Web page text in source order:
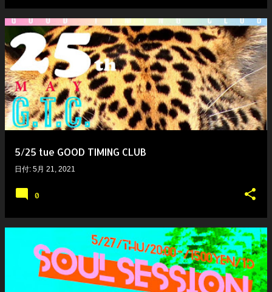
5/25 tue GOOD TIMING CLUB
日付: 5月 21, 2021
0